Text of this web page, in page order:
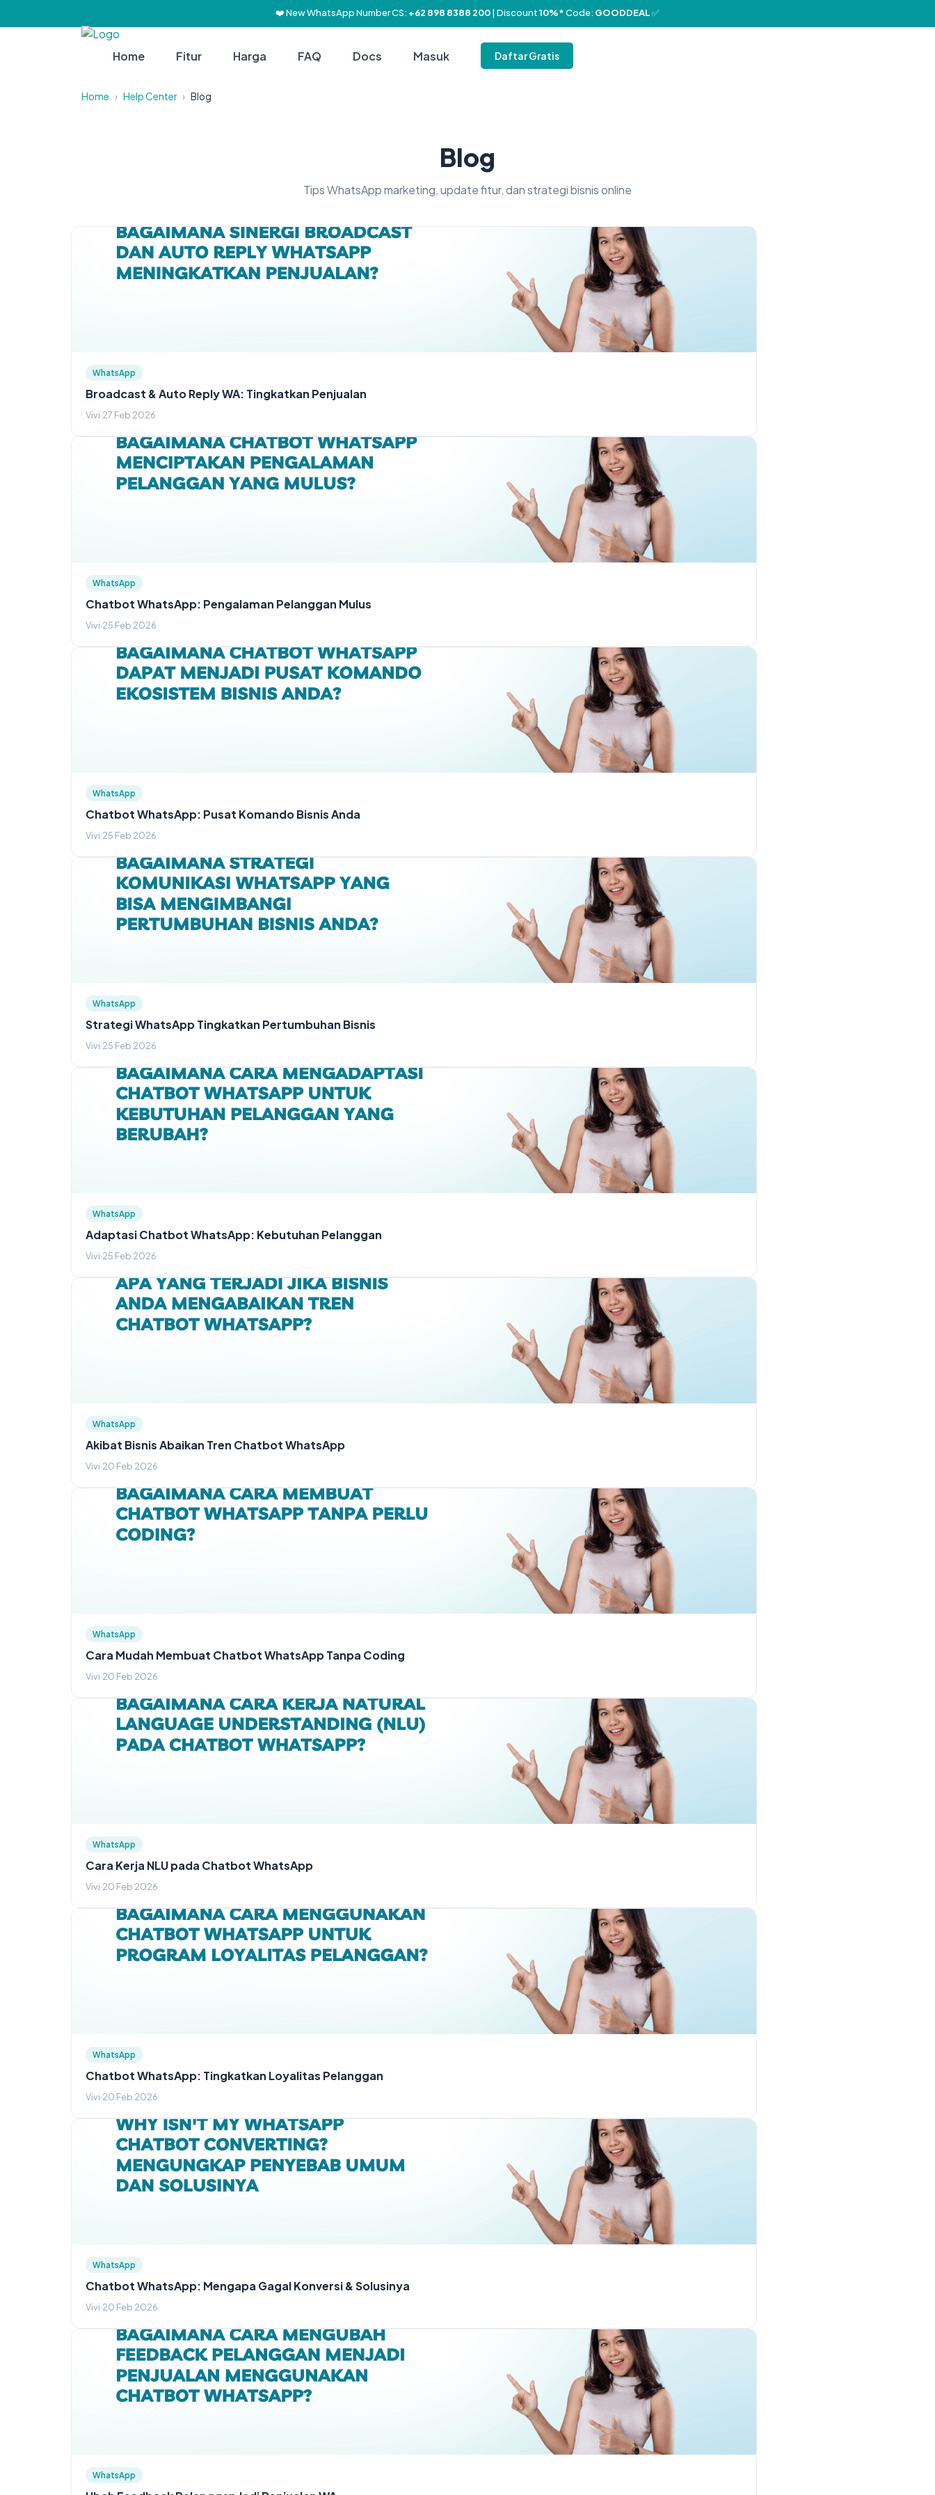
❤️ New WhatsApp Number CS: +62 898 8388 200| Discount10%*Code: GOODDEAL✅
Home Fitur Harga FAQ Docs Masuk Daftar Gratis
Home › Help Center › Blog
Blog
Tips WhatsApp marketing, update fitur, dan strategi bisnis online
WhatsApp
Broadcast & Auto Reply WA: Tingkatkan Penjualan
Vivi·27 Feb 2026
WhatsApp
Chatbot WhatsApp: Pengalaman Pelanggan Mulus
Vivi·25 Feb 2026
WhatsApp
Chatbot WhatsApp: Pusat Komando Bisnis Anda
Vivi·25 Feb 2026
WhatsApp
Strategi WhatsApp Tingkatkan Pertumbuhan Bisnis
Vivi·25 Feb 2026
WhatsApp
Adaptasi Chatbot WhatsApp: Kebutuhan Pelanggan
Vivi·25 Feb 2026
WhatsApp
Akibat Bisnis Abaikan Tren Chatbot WhatsApp
Vivi·20 Feb 2026
WhatsApp
Cara Mudah Membuat Chatbot WhatsApp Tanpa Coding
Vivi·20 Feb 2026
WhatsApp
Cara Kerja NLU pada Chatbot WhatsApp
Vivi·20 Feb 2026
WhatsApp
Chatbot WhatsApp: Tingkatkan Loyalitas Pelanggan
Vivi·20 Feb 2026
WhatsApp
Chatbot WhatsApp: Mengapa Gagal Konversi & Solusinya
Vivi·20 Feb 2026
WhatsApp